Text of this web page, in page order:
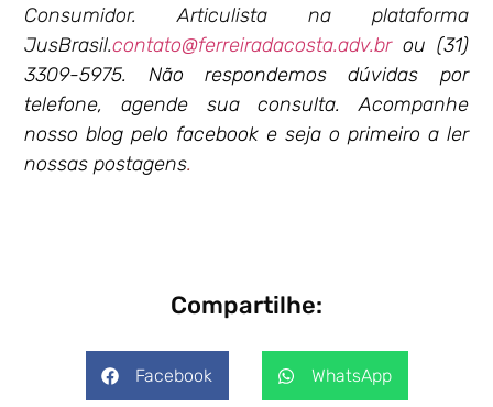
Consumidor. Articulista na plataforma
JusBrasil.contato@ferreiradacosta.adv.brou (31)
3309-5975. Não respondemos dúvidas por
telefone, agende sua consulta. Acompanhe
nosso blog pelo facebook e seja o primeiro a ler
nossas postagens.
Compartilhe:
Facebook WhatsApp